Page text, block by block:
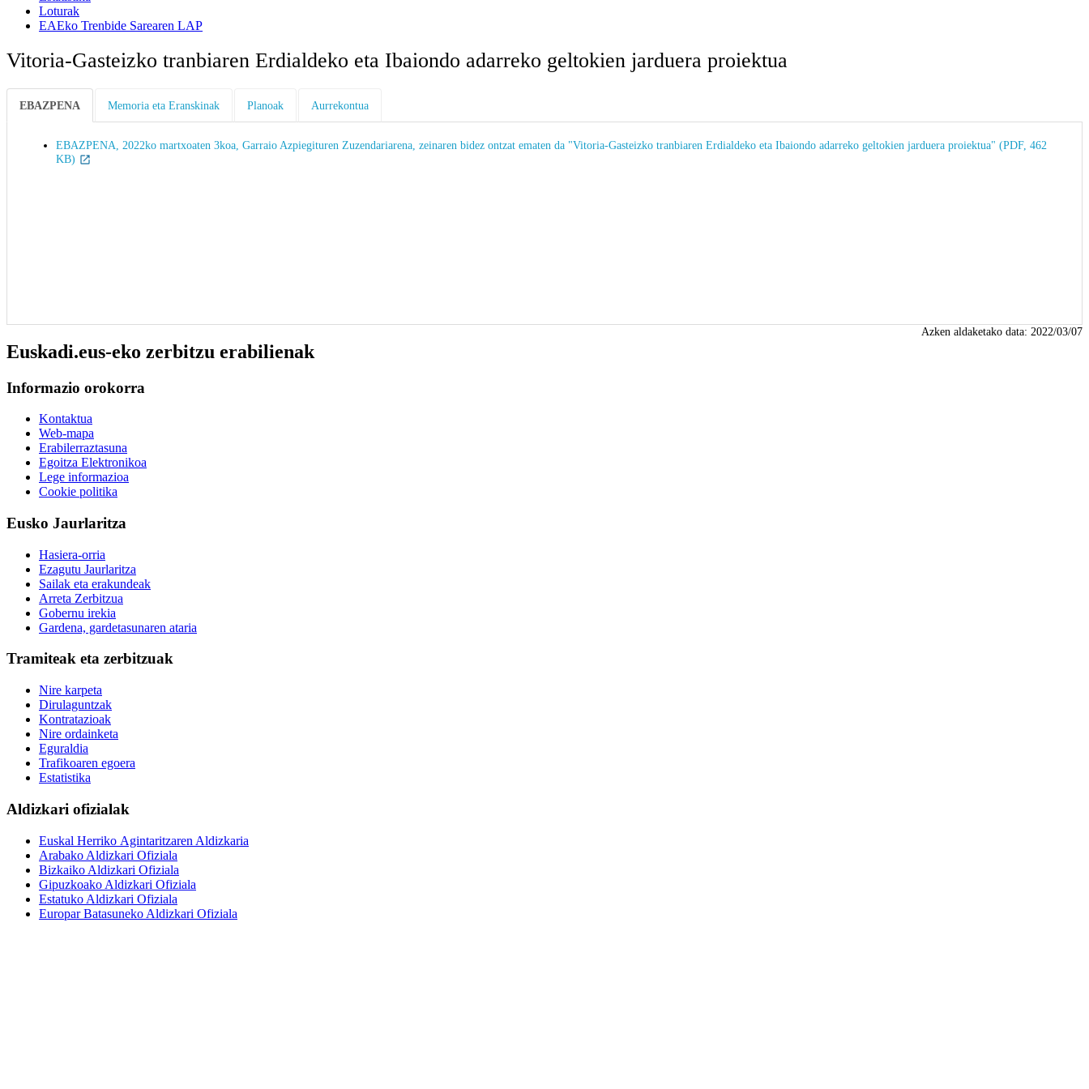
Loturak
EAEko Trenbide Sarearen LAP
Vitoria-Gasteizko tranbiaren Erdialdeko eta Ibaiondo adarreko geltokien jarduera proiektua
EBAZPENA Memoria eta Eranskinak Planoak Aurrekontua
EBAZPENA, 2022ko martxoaten 3koa, Garraio Azpiegituren Zuzendariarena, zeinaren bidez ontzat ematen da "Vitoria-Gasteizko tranbiaren Erdialdeko eta Ibaiondo adarreko geltokien jarduera proiektua" (PDF, 462
KB)
Azken aldaketako data: 2022/03/07
Euskadi.eus-eko zerbitzu erabilienak
Informazio orokorra
Kontaktua
Web-mapa
Erabilerraztasuna
Egoitza Elektronikoa
Lege informazioa
Cookie politika
Eusko Jaurlaritza
Hasiera-orria
Ezagutu Jaurlaritza
Sailak eta erakundeak
Arreta Zerbitzua
Gobernu irekia
Gardena, gardetasunaren ataria
Tramiteak eta zerbitzuak
Nire karpeta
Dirulaguntzak
Kontratazioak
Nire ordainketa
Eguraldia
Trafikoaren egoera
Estatistika
Aldizkari ofizialak
Euskal Herriko Agintaritzaren Aldizkaria
Arabako Aldizkari Ofiziala
Bizkaiko Aldizkari Ofiziala
Gipuzkoako Aldizkari Ofiziala
Estatuko Aldizkari Ofiziala
Europar Batasuneko Aldizkari Ofiziala